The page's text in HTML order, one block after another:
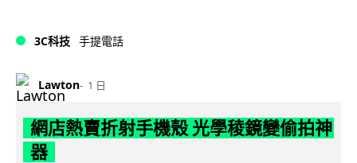
3C科技 手提電話
Lawton 1 日
網店熱賣折射手機殼 光學稜鏡變偷拍神
器